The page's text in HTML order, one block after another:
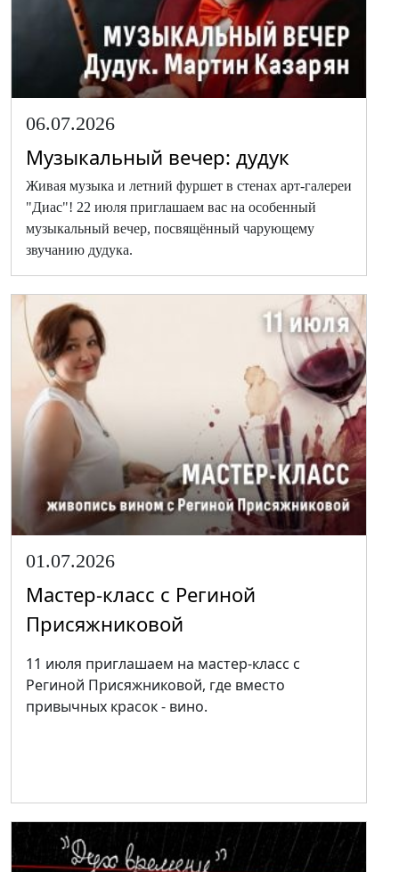
06.07.2026
Музыкальный вечер: дудук
Живая музыка и летний фуршет в стенах арт-галереи
"Диас"! 22 июля приглашаем вас на особенный
музыкальный вечер, посвящённый чарующему
звучанию дудука.
01.07.2026
Мастер-класс с Региной
Присяжниковой
11 июля приглашаем на мастер-класс с
Региной Присяжниковой, где вместо
привычных красок - вино.